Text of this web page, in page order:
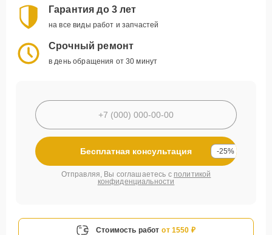
Гарантия до 3 лет
на все виды работ и запчастей
Срочный ремонт
в день обращения от 30 минут
Бесплатная консультация -25%
Отправляя, Вы соглашаетесь с политикой
конфиденциальности
Стоимость работ от 1550 ₽